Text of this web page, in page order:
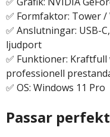
✅ Formfaktor: Tower
✅ Anslutningar: USB-
ljudport
✅ Funktioner:
professionell
✅ OS: Windows 11 Pro
Passar